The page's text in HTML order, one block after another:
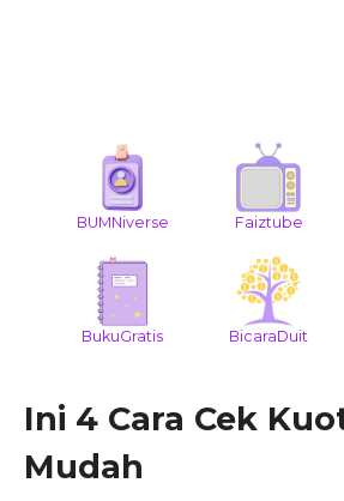
BUMNiverse Faiztube
BukuGratis BicaraDuit
Ini 4 Cara Cek
Mudah